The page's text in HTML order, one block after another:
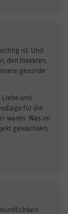
Freudenberger
ist. Und
den Insekten,
gesunde
Liebe und
für die
waren. Was im
gewachsen,